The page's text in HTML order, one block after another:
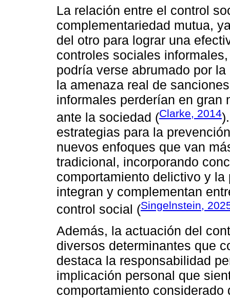
La relación entre el control
complementariedad mutua,
del otro para lograr una
controles sociales
podría verse abrumado por
la amenaza real de
informales perderían en gran
ante la sociedad (Clarke, 2014
estrategias para la
nuevos enfoques que van
tradicional, incorporando
comportamiento delictivo y
integran y complementan
control social (Singelnstein,
Además, la actuación del
diversos determinantes que
destaca la responsabilidad
implicación personal que
comportamiento